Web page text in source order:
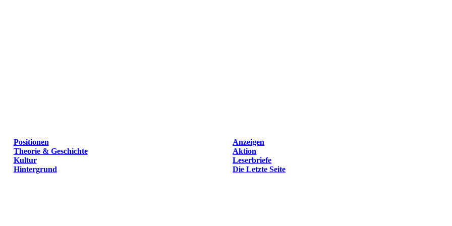
Positionen
Anzeigen
Theorie & Geschichte
Aktion
Kultur
Leserbriefe
Hintergrund Die Letzte Seite